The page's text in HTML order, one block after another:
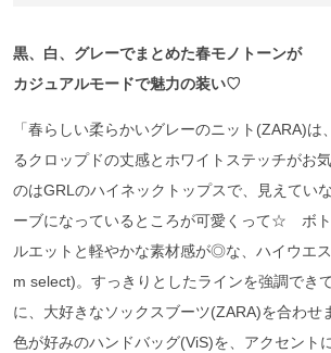
黒、白、グレーでまとめた春モノトーンが
カジュアルモードで魅力の装い♡
「春らしい柔らかいグレーのニット(ZARA)は
るクロップドの丈感とホワイトステッチがお
のはGRLのハイネックトップスで、見えてい
ーブになっているところが可愛くって☆ ボ
ルエットと軽やかな素材感が◎な、ハイウエ
m select)。すっきりとしたラインを強調でき
に、大好きなソックスブーツ(ZARA)を合わ
色が好みのハンドバッグ(ViS)を、アクセント